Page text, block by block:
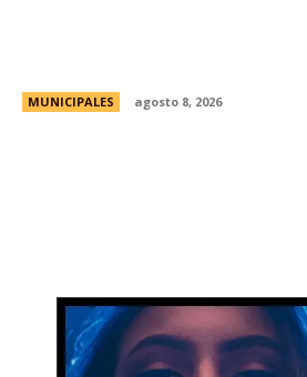
MUNICIPALES agosto 8, 2026